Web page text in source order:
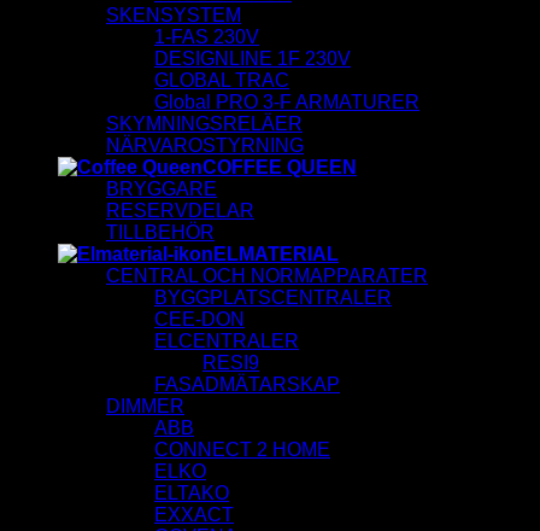
SKENSYSTEM
1-FAS 230V
DESIGNLINE 1F 230V
GLOBAL TRAC
Global PRO 3-F ARMATURER
SKYMNINGSRELÄER
NÄRVAROSTYRNING
COFFEE QUEEN
BRYGGARE
RESERVDELAR
TILLBEHÖR
ELMATERIAL
CENTRAL OCH NORMAPPARATER
BYGGPLATSCENTRALER
CEE-DON
ELCENTRALER
RESI9
FASADMÄTARSKAP
DIMMER
ABB
CONNECT 2 HOME
ELKO
ELTAKO
EXXACT